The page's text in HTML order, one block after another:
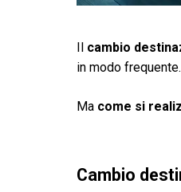
cambio
in modo
Ma come si
Cambio